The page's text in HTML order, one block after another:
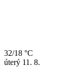
32/18 °C
úterý 11. 8.